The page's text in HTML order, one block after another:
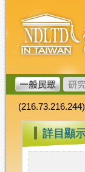
跳
到
主
要
內
容
臺
灣
博
碩
士
論
文
加
值
系
統
::: 詳目顯